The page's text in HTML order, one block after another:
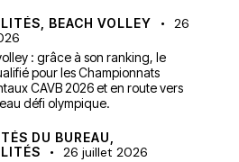
BEACH VOLLEY
26
: grâce à son ranking, le
pour les Championnats
CAVB 2026 et en route vers
défi olympique.
DU BUREAU,
26 juillet 2026